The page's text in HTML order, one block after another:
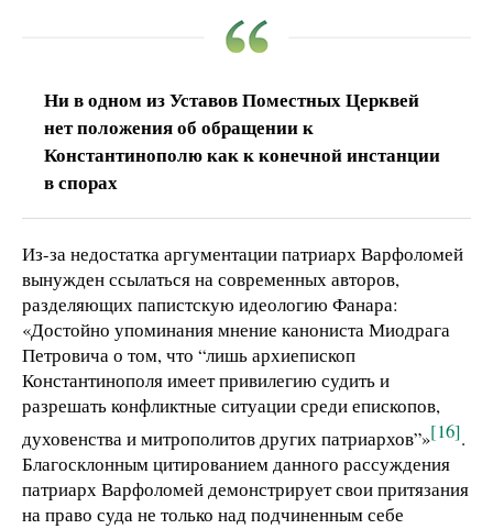
Ни в одном из Уставов Поместных Церквей
нет положения об обращении к
Константинополю как к конечной инстанции
в спорах
Из-за недостатка аргументации патриарх Варфоломей
вынужден ссылаться на современных авторов,
разделяющих папистскую идеологию Фанара:
«Достойно упоминания мнение канониста Миодрага
Петровича о том, что “лишь архиепископ
Константинополя имеет привилегию судить и
разрешать конфликтные ситуации среди епископов,
духовенства и митрополитов других патриархов”»[16].
Благосклонным цитированием данного рассуждения
патриарх Варфоломей демонстрирует свои притязания
на право суда не только над подчиненным себе